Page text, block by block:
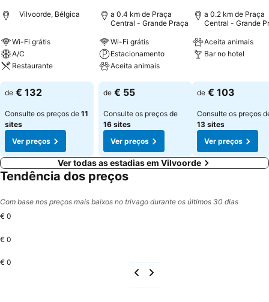
Vilvoorde, Bélgica
Wi-Fi grátis
A/C
Restaurante
Ver preços
de € 132
Consulte os preços de 11
sites
Ver preços
a 0.4 km de Praça
Central - Grande Praça
Wi-Fi grátis
Estacionamento
Aceita animais
Ver preços
de € 55
Consulte os preços de
16 sites
Ver preços
a 0.2 km de Praça
Central - Grande
Aceita animais
Bar no hotel
de € 103
Consulte os preços
13 sites
Ver preços
Ver todas as estadias em Vilvoorde
Tendência dos preços
Com base nos preços mais baixos no trivago durante os últimos 30 dias
€ 0
€ 0
€ 0